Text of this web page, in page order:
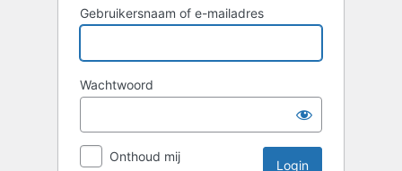
Gebruikersnaam of e-mailadres
Wachtwoord
Onthoud mij